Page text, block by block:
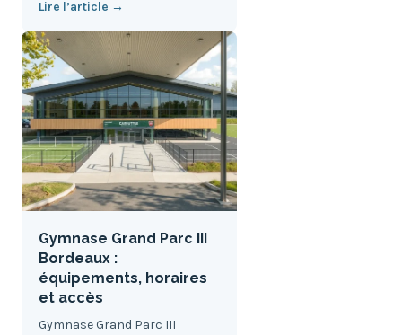
Lire l’article →
Gymnase Grand Parc III
Bordeaux :
équipements, horaires
et accès
Gymnase Grand Parc III